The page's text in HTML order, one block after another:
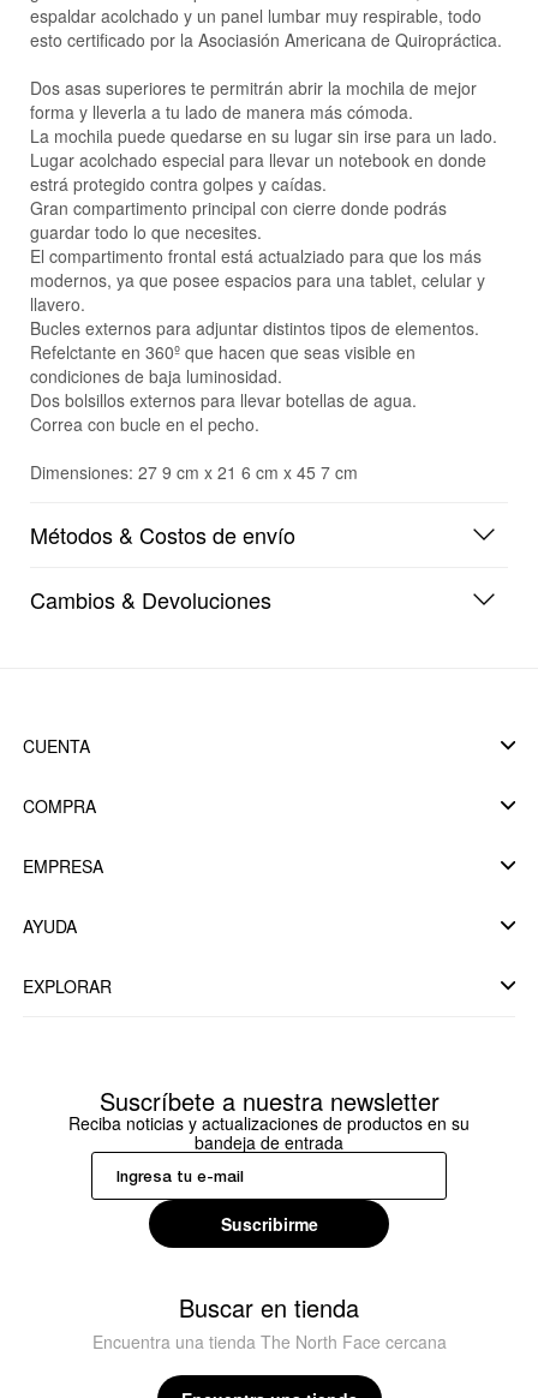
espaldar acolchado y un panel lumbar muy respirable, todo
esto certificado por la Asociasión Americana de Quiropráctica.
Dos asas superiores te permitrán abrir la mochila de mejor
forma y lleverla a tu lado de manera más cómoda.
La mochila puede quedarse en su lugar sin irse para un lado.
Lugar acolchado especial para llevar un notebook en donde
estrá protegido contra golpes y caídas.
Gran compartimento principal con cierre donde podrás
guardar todo lo que necesites.
El compartimento frontal está actualziado para que los más
modernos, ya que posee espacios para una tablet, celular y
llavero.
Bucles externos para adjuntar distintos tipos de elementos.
Refelctante en 360º que hacen que seas visible en
condiciones de baja luminosidad.
Dos bolsillos externos para llevar botellas de agua.
Correa con bucle en el pecho.
Dimensiones: 27 9 cm x 21 6 cm x 45 7 cm
Métodos & Costos de envío
Cambios & Devoluciones
CUENTA
COMPRA
EMPRESA
AYUDA
EXPLORAR
Suscríbete a nuestra newsletter
Reciba noticias y actualizaciones de productos en su
bandeja de entrada
Suscribirme
Buscar en tienda
Encuentra una tienda The North Face cercana